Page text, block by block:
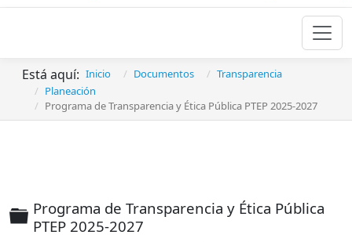
Está aquí: Inicio Documentos
Transparencia
Planeación
Programa de Transparencia y Ética Pública PTEP 2025-2027
Carpeta
Programa de Transparencia y Ética Pública
PTEP 2025-2027